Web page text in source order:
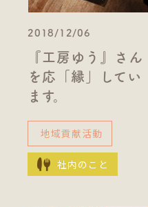
2018/12/06
『工房ゆう』さん
を応「縁」してい
ます。
地域貢献活動
社内のこと